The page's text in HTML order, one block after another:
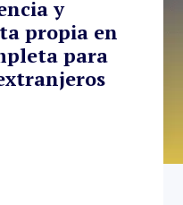
y
propia en
para